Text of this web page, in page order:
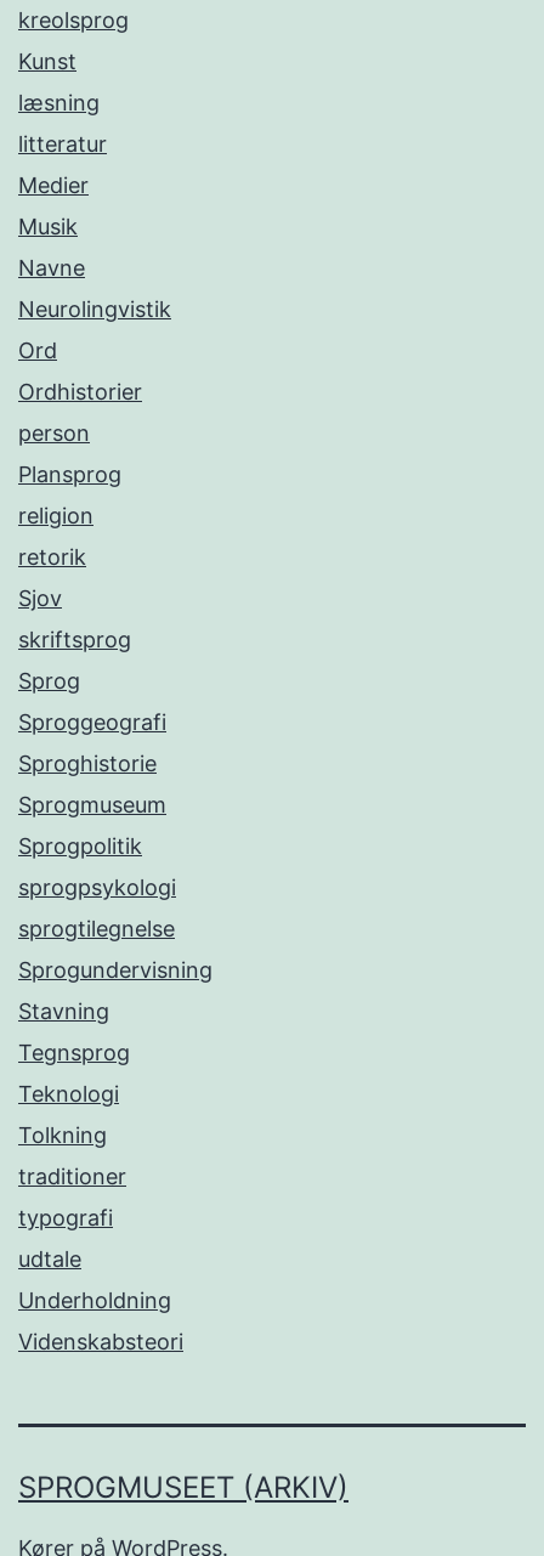
kreolsprog
Kunst
læsning
litteratur
Medier
Musik
Navne
Neurolingvistik
Ord
Ordhistorier
person
Plansprog
religion
retorik
Sjov
skriftsprog
Sprog
Sproggeografi
Sproghistorie
Sprogmuseum
Sprogpolitik
sprogpsykologi
sprogtilegnelse
Sprogundervisning
Stavning
Tegnsprog
Teknologi
Tolkning
traditioner
typografi
udtale
Underholdning
Videnskabsteori
SPROGMUSEET (ARKIV)
Kører på WordPress.